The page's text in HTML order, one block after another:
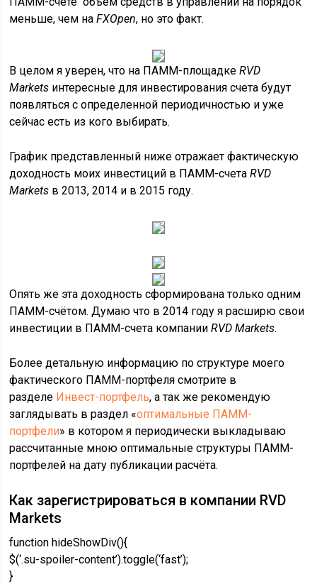
меньше, чем наFXOpen, но это факт.
В целом я уверен, что на ПАММ-площадкеRVD
Markets интересные для инвестирования счета будут
появляться с определенной периодичностью и уже
сейчас есть из кого выбирать.
График представленный ниже отражает фактическую
доходность моих инвестиций в ПАММ-счетаRVD
Markets в 2013, 2014 и в 2015 году.
Опять же эта доходность сформирована только одним
ПАММ-счётом. Думаю что в 2014 году я расширю свои
инвестиции в ПАММ-счета компанииRVD Markets.
Более детальную информацию по структуре моего
фактического ПАММ-портфеля смотрите в
разделе Инвест-портфель, а так же рекомендую
заглядывать в раздел «оптимальные ПАММ-
портфели» в котором я периодически выкладываю
рассчитанные мною оптимальные структуры ПАММ-
портфелей на дату публикации расчёта.
Как зарегистрироваться в компании RVD
Markets
function hideShowDiv(){
$(‘.su-spoiler-content’).toggle(‘fast’);
}